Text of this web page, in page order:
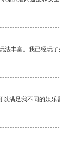
法丰富。我已经玩了
满足我不同的娱乐